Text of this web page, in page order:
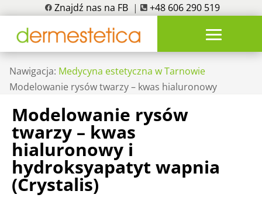
Znajdź nas na FB | +48 606 290 519
Nawigacja: Medycyna estetyczna w Tarnowie
Modelowanie rysów twarzy – kwas hialuronowy
Modelowanie rysów
twarzy – kwas
hialuronowy i
hydroksyapatyt wapnia
(Crystalis)